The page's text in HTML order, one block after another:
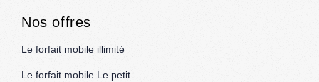
Nos offres
Le forfait mobile illimité
Le forfait mobile Le petit